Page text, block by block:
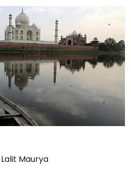
Lalit Maurya